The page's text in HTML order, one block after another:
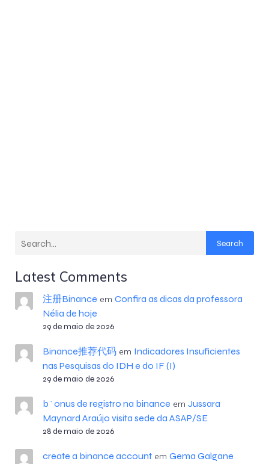
Search
Latest Comments
注册Binance em Confira as dicas da professora
Nélia de hoje
29 de maio de 2026
Binance推荐代码em Indicadores Insuficientes
nas Pesquisas do IDH e do IF (I)
29 de maio de 2026
b^onus de registro na binance em Jussara
Maynard Araújo visita sede da ASAP/SE
28 de maio de 2026
create a binance accountem Gema Galgane